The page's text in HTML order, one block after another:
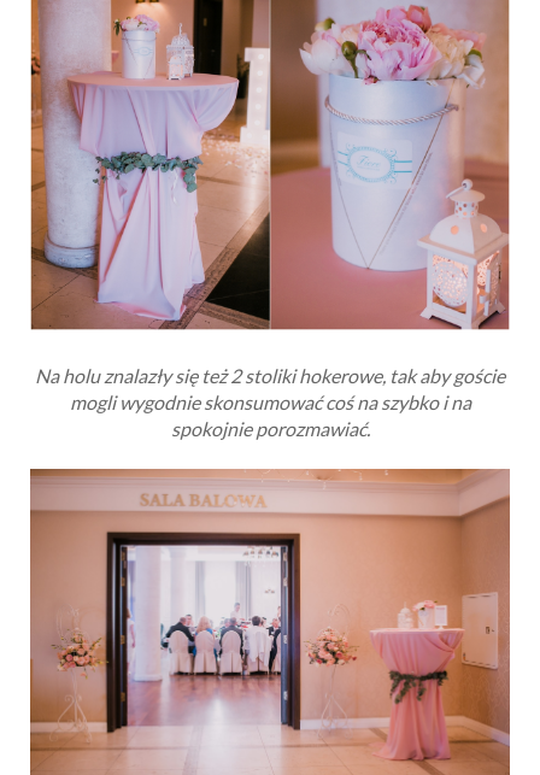
Na holu znalazły się też 2 stoliki hokerowe, tak aby goście
mogli wygodnie skonsumować coś na szybko i na
spokojnie porozmawiać.